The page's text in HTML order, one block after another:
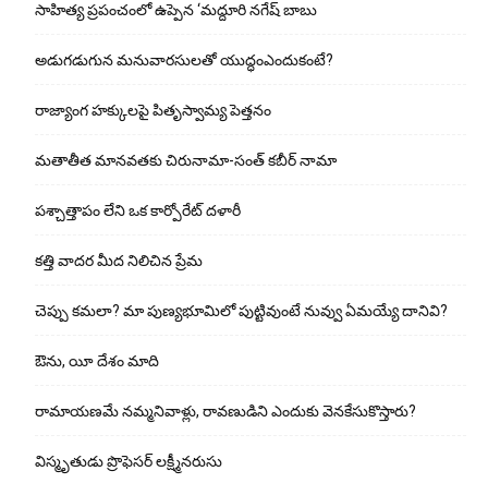
సాహిత్య ప్రపంచంలో ఉప్పెన ‘మద్దూరి నగేష్ బాబు
అడుగ‌డుగున మ‌నువార‌సుల‌తో యుద్ధంఎందుకంటే?
రాజ్యాంగ హక్కులపై పితృస్వామ్య పెత్తనం
మతాతీత మానవతకు చిరునామా-సంత్ కబీర్ నామా
పశ్చాత్తాపం లేని ఒక కార్పోరేట్ దళారీ
కత్తి వాదర మీద నిలిచిన ప్రేమ
చెప్పు క‌మ‌లా? మా పుణ్యభూమిలో పుట్టివుంటే నువ్వు ఏమయ్యే దానివి?
ఔను, యీ దేశం మాది
రామాయణమే నమ్మనివాళ్లు, రావణుడిని ఎందుకు వెనకేసుకొస్తారు?
విస్మృతుడు ప్రొఫెసర్ లక్ష్మీనరుసు